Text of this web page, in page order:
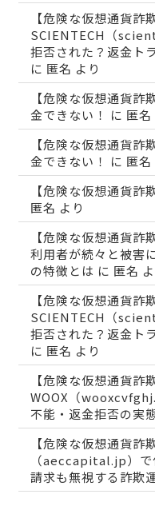
【危険な仮想通貨詐欺
SCIENTECH（
拒否された？返金ト
に 匿名 より
【危険な仮想通貨
金できない！
に 匿名
【危険な仮想通貨
金できない！
に 匿名
【危険な仮想通貨詐
匿名 より
【危険な仮想通貨
利用者が続々と被害
の特徴とは に 匿名
【危険な仮想通貨詐欺
SCIENTECH（
拒否された？返金ト
に 匿名 より
【危険な仮想通貨詐欺
WOOX（
不能・返金拒否の実
【危険な仮想通貨詐
（aeccapital.jp）で
請求も無視する詐欺